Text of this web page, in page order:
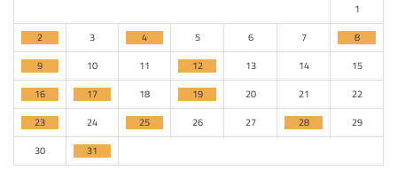
1
2
3 4 5 6 7
8
9
10 11 12 13 14
15
16
17 18 19 20 21
22
23
24 25 26 27 28
29
30
31